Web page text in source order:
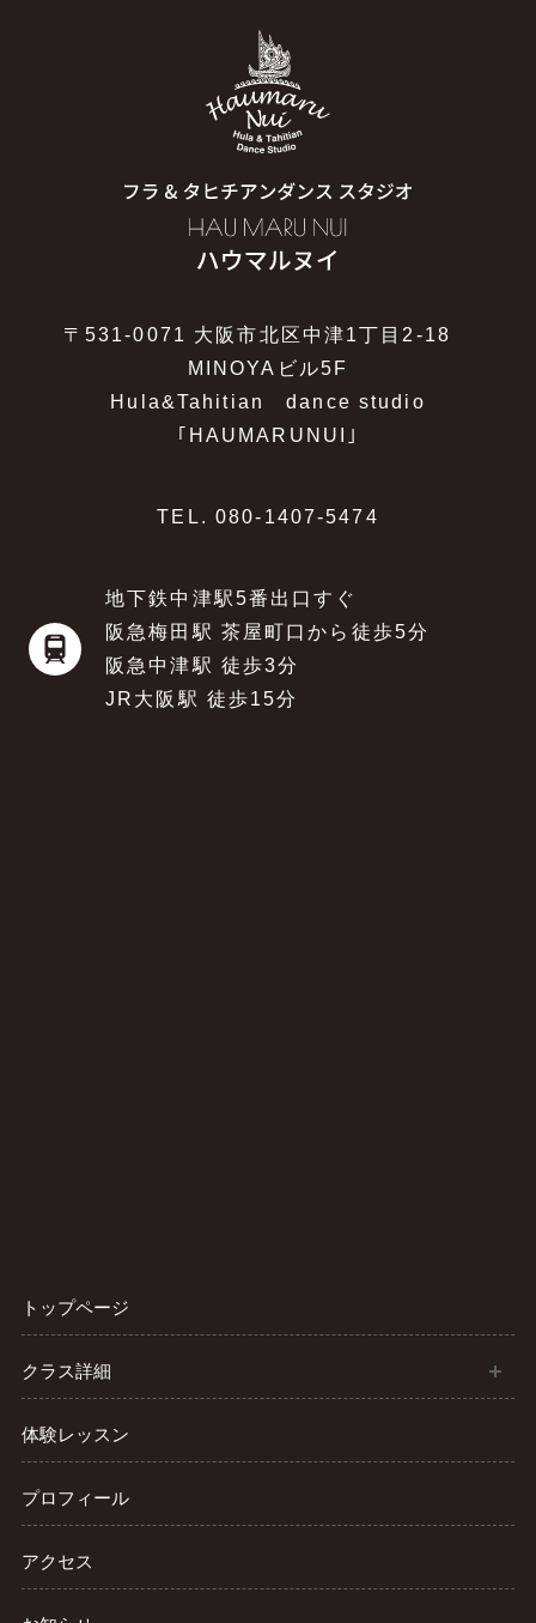
〒531-0071 大阪市北区中津1丁目2-18
MINOYAビル5F
Hula&Tahitian dance studio
｢HAUMARUNUI｣
TEL. 080-1407-5474
地下鉄中津駅5番出口すぐ
阪急梅田駅 茶屋町口から徒歩5分
阪急中津駅 徒歩3分
JR大阪駅 徒歩15分
トップページ
クラス詳細
体験レッスン
プロフィール
アクセス